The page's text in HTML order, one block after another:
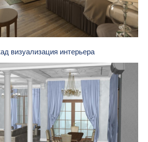
визуализация интерьера